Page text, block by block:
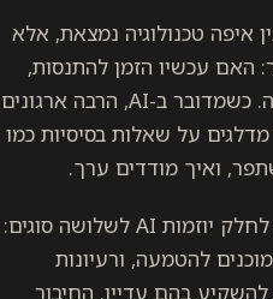
איפה טכנולוגיה נמצאת, אלא
האם עכשיו הזמן להתנסות,
להמתין, או להטמיע בצורה רחבה. כשמדובר ב-AI, הרבה ארגונים
על שאלות בסיסיות כמו
ואיך מודדים ערך.
דרך טובה להשתמש במודל היא לחלק יוזמות AI לשלושה סוגים:
להטמעה, ורעיונות
בהם עדיין. החיבור